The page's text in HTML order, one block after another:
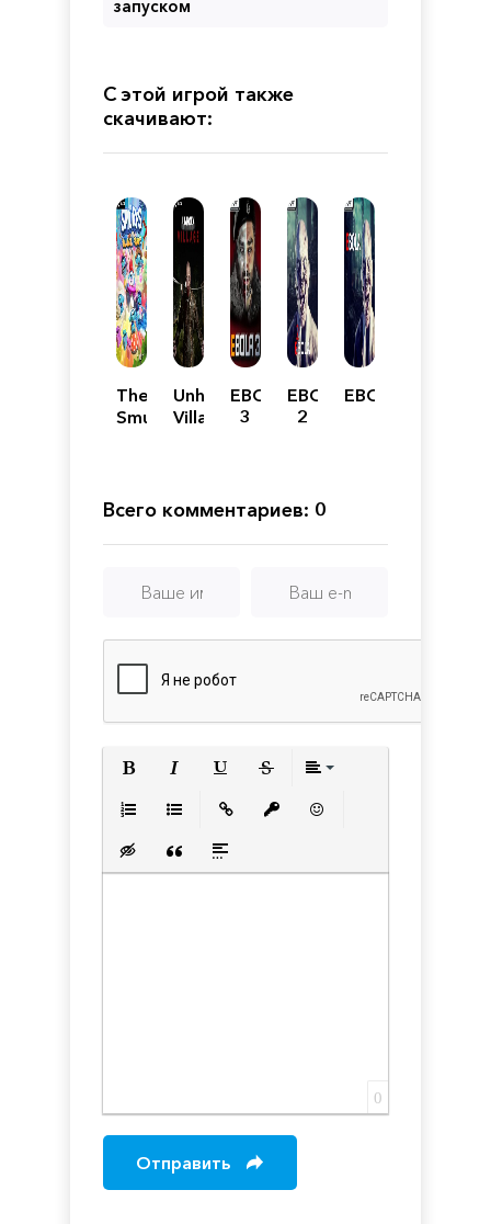
запуском
С этой игрой также
скачивают:
The
Smurfs
Unholy
Village
EBOLA
3
EBOLA
2
EBOLA
Всего комментариев: 0
Вставка скрытого текста
Вставка цитаты
Вставка спойлера
0
Отправить